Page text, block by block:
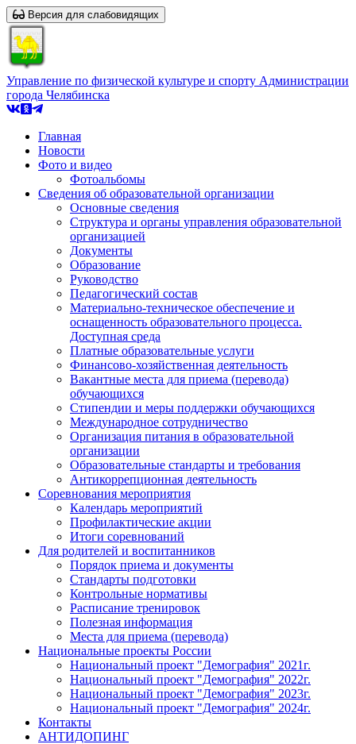
Версия для слабовидящих
Управление по физической культуре и спорту Администрации
города Челябинска
Главная
Новости
Фото и видео
Фотоальбомы
Сведения об образовательной организации
Основные сведения
Структура и органы управления образовательной
организацией
Документы
Образование
Руководство
Педагогический состав
Материально-техническое обеспечение и
оснащенность образовательного процесса.
Доступная среда
Платные образовательные услуги
Финансово-хозяйственная деятельность
Вакантные места для приема (перевода)
обучающихся
Стипендии и меры поддержки обучающихся
Международное сотрудничество
Организация питания в образовательной
организации
Образовательные стандарты и требования
Антикоррепционная деятельность
Соревнования мероприятия
Календарь мероприятий
Профилактические акции
Итоги соревнований
Для родителей и воспитанников
Порядок приема и документы
Стандарты подготовки
Контрольные нормативы
Расписание тренировок
Полезная информация
Места для приема (перевода)
Национальные проекты России
Национальный проект "Демография" 2021г.
Национальный проект "Демография" 2022г.
Национальный проект "Демография" 2023г.
Национальный проект "Демография" 2024г.
Контакты
АНТИДОПИНГ